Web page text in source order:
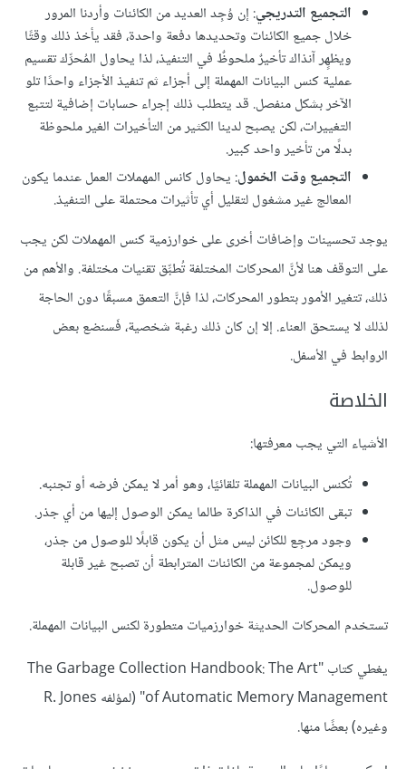
التجميع التدريجي: إن وُجِد العديد من الكائنات وأردنا المرور
خلال جميع الكائنات وتحديدها دفعة واحدة، فقد يأخذ ذلك وقتًا
ويظهِِر آنذاك تأخيرٌ ملحوظٌ في التنفيذ، لذا يحاول المُحرِّك تقسيم
عملية كنس البيانات المهملة إلى أجزاء ثم تنفيذ الأجزاء واحدًا تلو
الآخر بشكل منفصل. قد يتطلب ذلك إجراء حسابات إضافية لتتبع
التغييرات، لكن يصبح لدينا الكثير من التأخيرات الغير ملحوظة
بدلًا من تأخير واحد كبير.
التجميع وقت الخمول: يحاول كانس المهملات العمل عندما يكون
المعالج غير مشغول لتقليل أي تأثيرات محتملة على التنفيذ.
يوجد تحسينات وإضافات أخرى على خوارزمية كنس المهملات لكن يجب
على التوقف هنا لأنَّ المحركات المختلفة تُطبِّق تقنيات مختلفة. والأهم من
ذلك، تتغير الأمور بتطور المحركات، لذا فإنَّ التعمق مسبقًا دون الحاجة
لذلك لا يستحق العناء. إلا إن كان ذلك رغبة شخصية، فَسنضع بعض
الروابط في الأسفل.
الخلاصة
الأشياء التي يجب معرفتها:
تُكنس البيانات المهملة تلقائيًا، وهو أمر لا يمكن فرضه أو تجنبه.
تبقى الكائنات في الذاكرة طالما يمكن الوصول إليها من أي جذر.
وجود مرجِع للكائن ليس مثل أن يكون قابلًا للوصول من جذر،
ويمكن لمجموعة من الكائنات المترابطة أن تصبح غير قابلة
للوصول.
تستخدم المحركات الحديثة خوارزميات متطورة لكنس البيانات المهملة.
يغطي كتاب "The Garbage Collection Handbook: The Art
of Automatic Memory Management" (لمؤلفه R. Jones
وغيره) بعضًا منها.